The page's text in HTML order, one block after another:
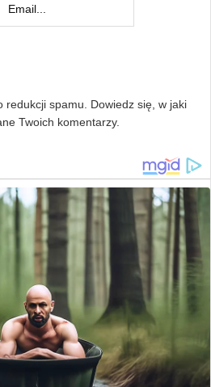
redukcji spamu. Dowiedz się, w jaki
Twoich komentarzy.